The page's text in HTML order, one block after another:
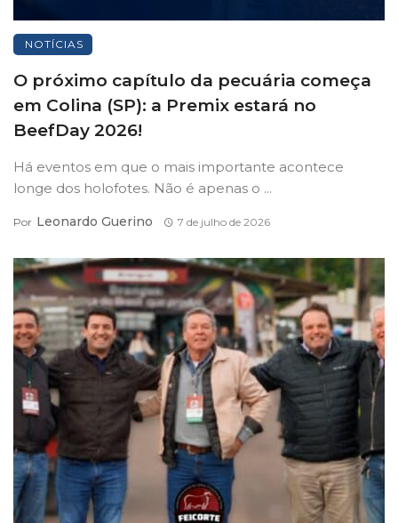
NOTÍCIAS
O próximo capítulo da pecuária começa
em Colina (SP): a Premix estará no
BeefDay 2026!
Há eventos em que o mais importante acontece
longe dos holofotes. Não é apenas o ...
Por Leonardo Guerino 7 de julho de 2026